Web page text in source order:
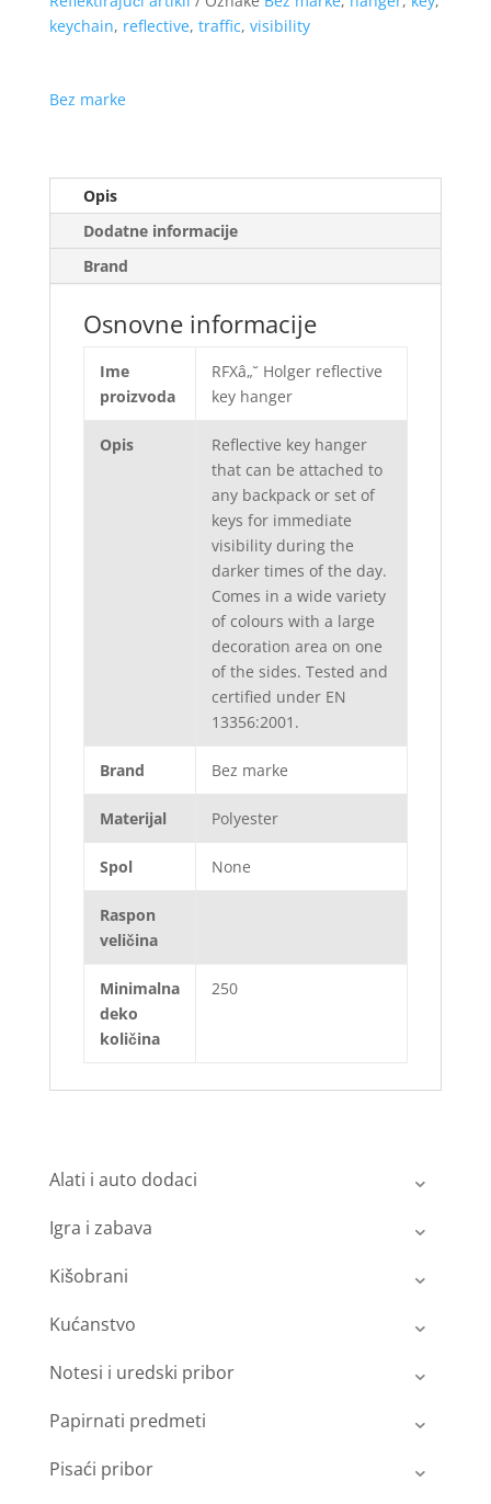
keychain, reflective, traffic, visibility
Bez marke
Opis
Dodatne informacije
Brand
Osnovne informacije
Ime
proizvoda
RFXâ„˘ Holger reflective
key hanger
Opis
Reflective key hanger
that can be attached to
any backpack or set of
keys for immediate
visibility during the
darker times of the day.
Comes in a wide variety
of colours with a large
decoration area on one
of the sides. Tested and
certified under EN
13356:2001.
Brand Bez marke
Materijal Polyester
Spol None
Raspon
veličina
Minimalna
deko
količina
250
Alati i auto dodaci
Igra i zabava
Kišobrani
Kućanstvo
Notesi i uredski pribor
Papirnati predmeti
Pisaći pribor